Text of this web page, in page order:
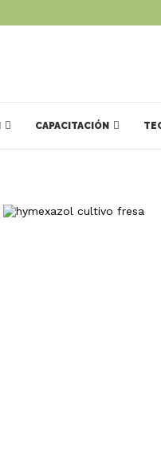
CAPACITACIÓN